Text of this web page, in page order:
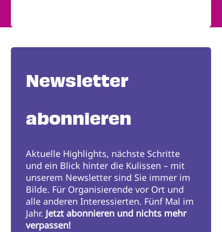
Newsletter
abonnieren
Aktuelle Highlights, nächste Schritte
und ein Blick hinter die Kulissen – mit
unserem Newsletter sind Sie immer im
Bilde. Für Organisierende vor Ort und
alle anderen Interessierten. Fünf Mal im
Jahr. Jetzt abonnieren und nichts mehr
verpassen!